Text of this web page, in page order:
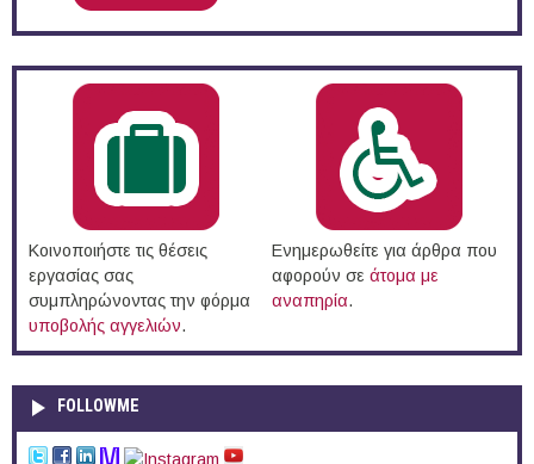
Κοινοποιήστε τις θέσεις
εργασίας σας
συμπληρώνοντας την φόρμα
υποβολής αγγελιών.
Ενημερωθείτε για άρθρα που
αφορούν σε άτομα με
αναπηρία.
FOLLOWME